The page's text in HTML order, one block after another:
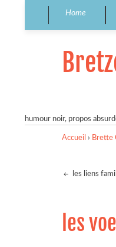
Home
humour noir, propos
Accueil › Brette
les liens
les